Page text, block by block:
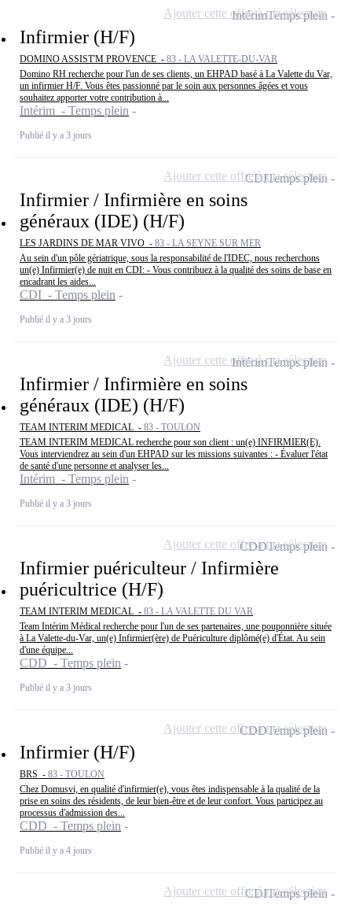
Infirmier (H/F)
DOMINO ASSIST'M PROVENCE - 83 - LA VALETTE-DU-VAR
Domino RH recherche pour l'un de ses clients, un EHPAD basé à La Valette du Var,
un infirmier H/F. Vous êtes passionné par le soin aux personnes âgées et vous
souhaitez apporter votre contribution à...
Intérim - Temps plein
Publié il y a 3 jours
IntérimTemps plein
Ajouter cette offre à ma sélection
Infirmier / Infirmière en soins
généraux (IDE) (H/F)
LES JARDINS DE MAR VIVO - 83 - LA SEYNE SUR MER
Au sein d'un pôle gériatrique, sous la responsabilité de l'IDEC, nous recherchons
un(e) Infirmier(e) de nuit en CDI: - Vous contribuez à la qualité des soins de base en
encadrant les aides...
CDI - Temps plein
Publié il y a 3 jours
CDITemps plein
Ajouter cette offre à ma sélection
Infirmier / Infirmière en soins
généraux (IDE) (H/F)
TEAM INTERIM MEDICAL - 83 - TOULON
TEAM INTERIM MEDICAL recherche pour son client : un(e) INFIRMIER(E).
Vous interviendrez au sein d'un EHPAD sur les missions suivantes : - Évaluer l'état
de santé d'une personne et analyser les...
Intérim - Temps plein
Publié il y a 3 jours
IntérimTemps plein
Ajouter cette offre à ma sélection
Infirmier puériculteur / Infirmière
puéricultrice (H/F)
TEAM INTERIM MEDICAL - 83 - LA VALETTE DU VAR
Team Intérim Médical recherche pour l'un de ses partenaires, une pouponnière située
à La Valette-du-Var, un(e) Infirmier(ère) de Puériculture diplômé(e) d'État. Au sein
d'une équipe...
CDD - Temps plein
Publié il y a 3 jours
CDDTemps plein
Ajouter cette offre à ma sélection
Infirmier (H/F)
BRS - 83 - TOULON
Chez Domusvi, en qualité d'infirmier(e), vous êtes indispensable à la qualité de la
prise en soins des résidents, de leur bien-être et de leur confort. Vous participez au
processus d'admission des...
CDD - Temps plein
Publié il y a 4 jours
CDDTemps plein
Ajouter cette offre à ma sélection
CDITemps plein
Ajouter cette offre à ma sélection